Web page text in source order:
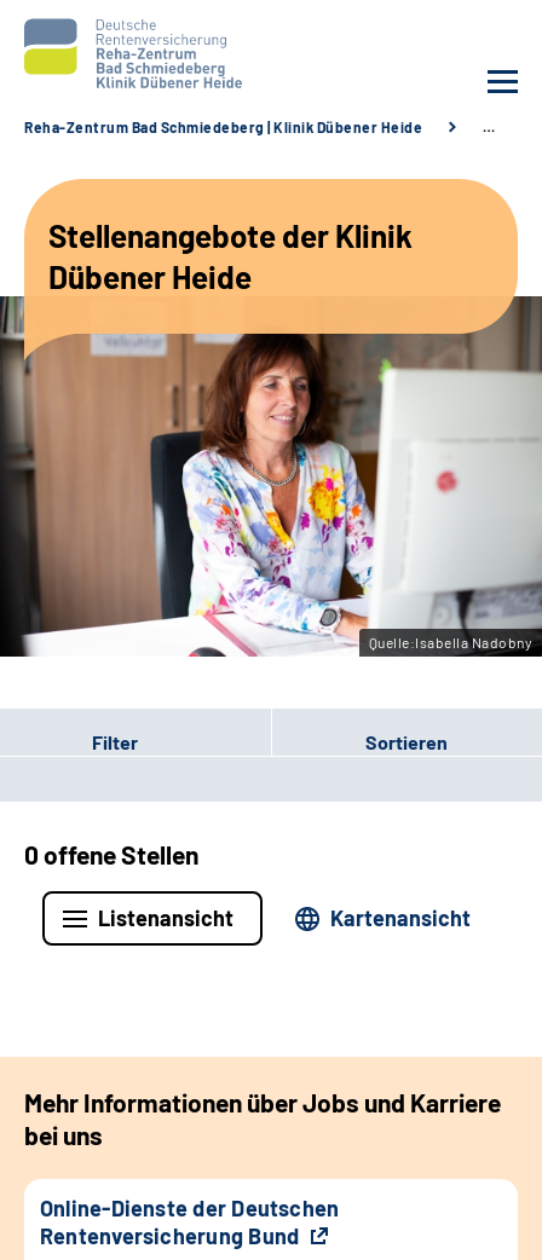
Unsere Angebote
Karriere
Sozialdienste & Zuweisende
Leichte Sprache
Gebärdensprache
Reha-Zentrum Bad Schmiedeberg | Klinik Dübener Heide …
Stellenangebote der Klinik
Dübener Heide
Quelle:Isabella Nadobny
Filter Sortieren
0 offene Stellen
Listenansicht Kartenansicht
Mehr Informationen über Jobs und Karriere
bei uns
Online-Dienste der Deutschen
Rentenversicherung Bund